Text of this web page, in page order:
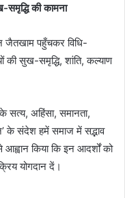
की कामना
जैतखाम पहुँचकर विधि-
की सुख-समृद्धि, शांति, कल्याण
सत्य, अहिंसा, समानता,
के संदेश हमें समाज में सद्भाव
किया कि इन आदर्शों को
योगदान दें।